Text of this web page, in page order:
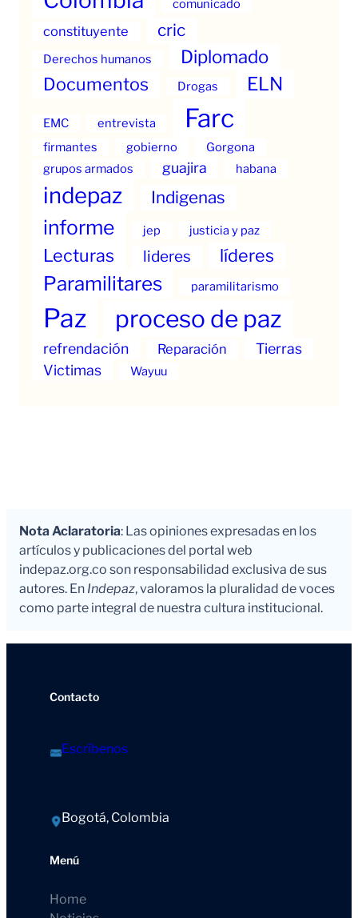
comunicado
constituyente cric
Derechos humanos Diplomado
Documentos Drogas ELN
EMC entrevista Farc
firmantes gobierno
Gorgona
grupos armados
guajira habana
indepaz Indigenas
informe jep justicia y paz
Lecturas lideres líderes
Paramilitares paramilitarismo
Paz proceso de paz
refrendación Reparación
Tierras
Victimas
Wayuu
Nota Aclaratoria: Las opiniones expresadas en los
artículos y publicaciones del portal web
indepaz.org.co son responsabilidad exclusiva de sus
autores. En Indepaz, valoramos la pluralidad de voces
como parte integral de nuestra cultura institucional.
Contacto
Escríbenos
Bogotá, Colombia
Menú
Home